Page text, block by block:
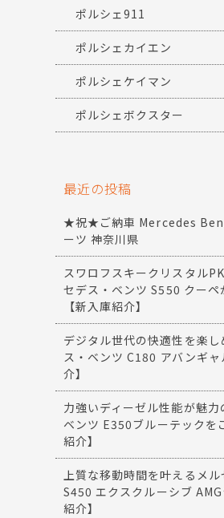
ポルシェ911
ポルシェカイエン
ポルシェケイマン
ポルシェボクスター
最近の投稿
★祝★ご納車 Mercedes
ーツ 神奈川県
スワロフスキークリスタル
セデス・ベンツ S550 クーペ
【新入庫紹介】
デジタル世代の快適性を楽
ス・ベンツ C180 アバンギ
介】
力強いディーゼル性能が魅力
ベンツ E350ブルーテックを
紹介】
上質な移動時間を叶えるメル
S450 エクスクルーシブ
紹介】